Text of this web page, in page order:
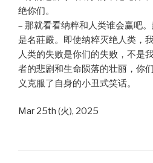
绝你们。
– 那就看看纳粹和人类谁会赢吧
是名莊嚴。即使纳粹灭绝人类，
人类的失败是你们的失败，不是
者的悲剧和生命陨落的壮丽，你
义克服了自身的小丑式笑话。
Mar 25th (火), 2025